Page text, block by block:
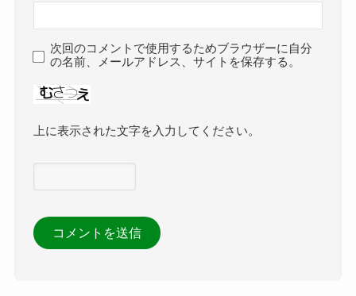
次回のコメントで使用するためブラウザーに自分
の名前、メールアドレス、サイトを保存する。
上に表示された文字を入力してください。